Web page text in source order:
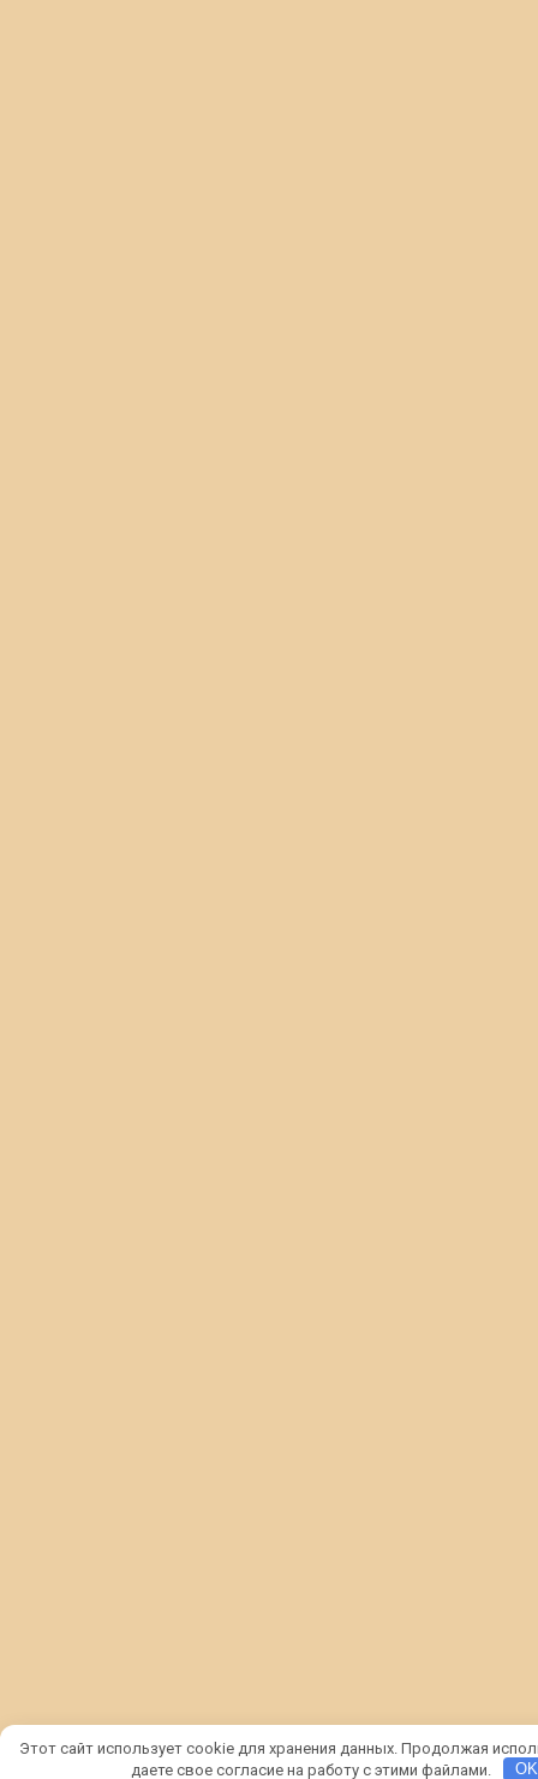
Этот сайт использует cookie для хранения данных. Продолжая
даете свое согласие на работу с этими файлами.
OK